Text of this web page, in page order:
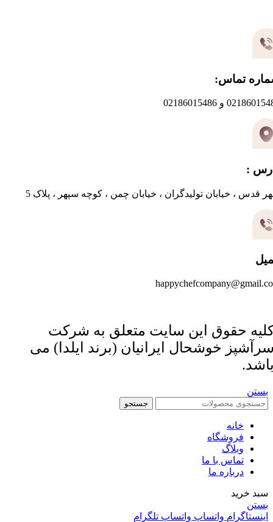
تماس:
و 02186015486
:
قدس ، خیابان تولیدگران ، خیابان چمن ، کوچه سپهر ، پلاک 5
حقوق این سایت متعلق به شرکت
خوشحال ایرانیان (برند ایلدا) می
بستن
جستجو
خانه
فروشگاه
وبلاگ
تماس با ما
درباره ما
سبد خرید
بستن
اینستاگرام واتساپ واتساپ تلگرام